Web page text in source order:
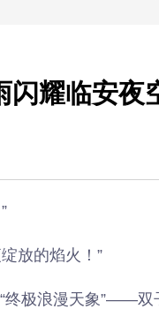
闪耀临安夜
放的焰火！”
终极浪漫天象”——